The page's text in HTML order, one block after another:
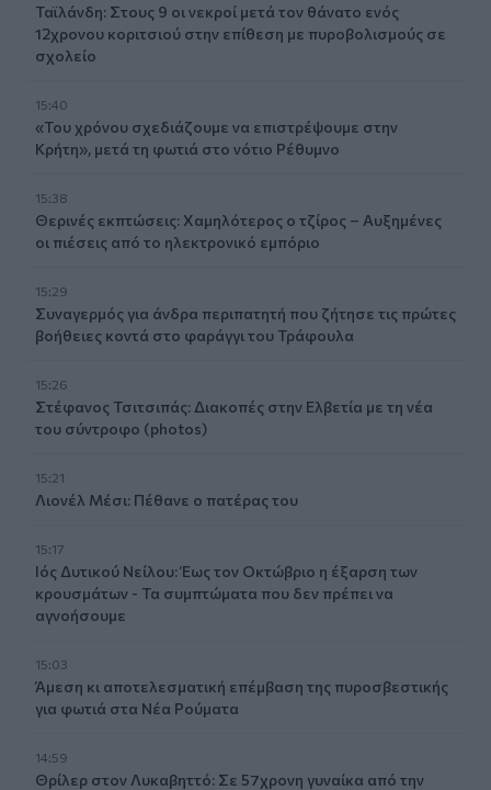
Ταϊλάνδη: Στους 9 οι νεκροί μετά τον θάνατο ενός
12χρονου κοριτσιού στην επίθεση με πυροβολισμούς σε
σχολείο
15:40
«Του χρόνου σχεδιάζουμε να επιστρέψουμε στην
Κρήτη», μετά τη φωτιά στο νότιο Ρέθυμνο
15:38
Θερινές εκπτώσεις: Χαμηλότερος ο τζίρος – Αυξημένες
οι πιέσεις από το ηλεκτρονικό εμπόριο
15:29
Συναγερμός για άνδρα περιπατητή που ζήτησε τις πρώτες
βοήθειες κοντά στο φαράγγι του Τράφουλα
15:26
Στέφανος Τσιτσιπάς: Διακοπές στην Ελβετία με τη νέα
του σύντροφο (photos)
15:21
Λιονέλ Μέσι: Πέθανε ο πατέρας του
15:17
Ιός Δυτικού Νείλου: Έως τον Οκτώβριο η έξαρση των
κρουσμάτων - Τα συμπτώματα που δεν πρέπει να
αγνοήσουμε
15:03
Άμεση κι αποτελεσματική επέμβαση της πυροσβεστικής
για φωτιά στα Νέα Ρούματα
14:59
Θρίλερ στον Λυκαβηττό: Σε 57χρονη γυναίκα από την